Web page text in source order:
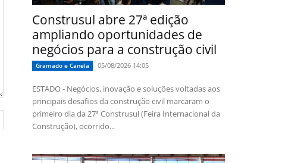
Construsul abre 27ª edição
ampliando oportunidades de
negócios para a construção civil
Gramado e Canela 05/08/2026 14:05
ESTADO - Negócios, inovação e soluções voltadas aos
principais desafios da construção civil marcaram o
primeiro dia da 27ª Construsul (Feira Internacional da
Construção), ocorrido...